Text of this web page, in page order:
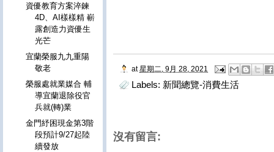
at 星期二, 9月 28, 2021
Labels: 新聞總覽-消費生活
沒有留言:
資優教育方案淬鍊
4D、AI樣樣精 嶄
露創造力資優生
光芒
宜蘭榮服九九重陽
敬老
榮服處就業媒合 輔
導宜蘭退除役官
兵就(轉)業
金門紓困現金第3階
段預計9/27起陸
續發放